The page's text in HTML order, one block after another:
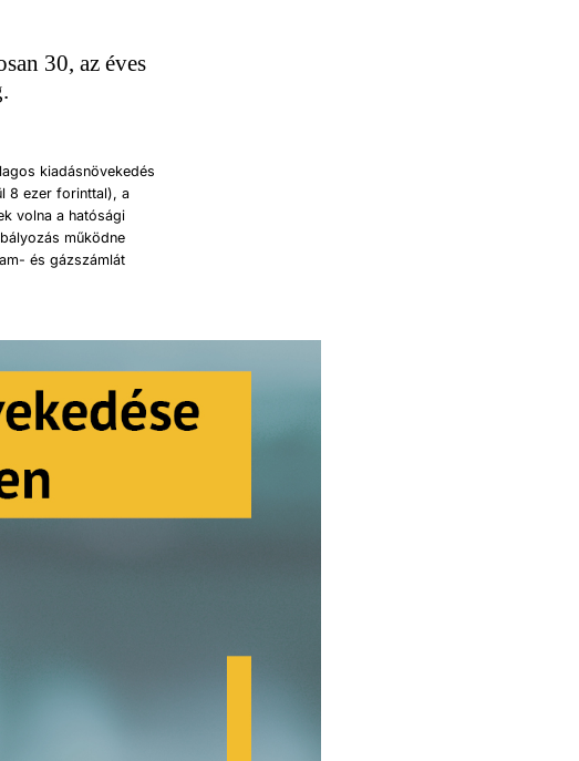
30, az éves
kiadásnövekedés
8 ezer forinttal), a
volna a hatósági
működne
és gázszámlát